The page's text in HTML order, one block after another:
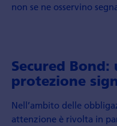
non se ne osservino
Secured
protezione
Nell’ambito delle
attenzione è rivolta in